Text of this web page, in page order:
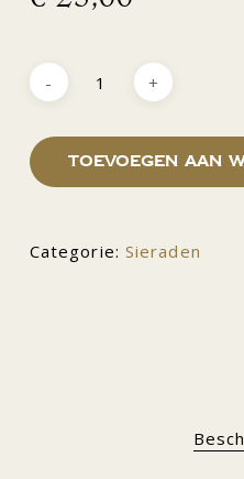
Toevoegen aan
Categorie: Sieraden